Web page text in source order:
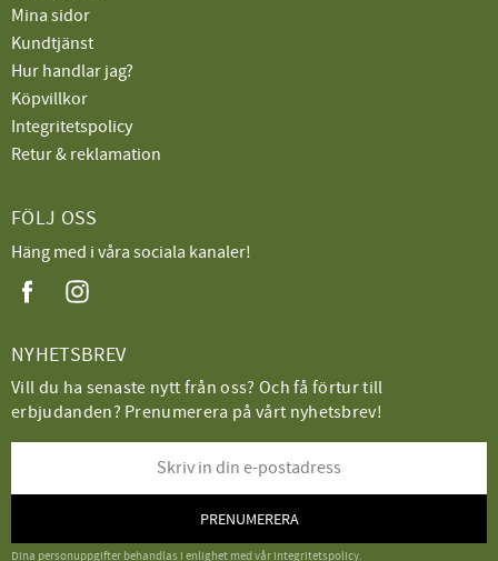
Mina sidor
Kundtjänst
Hur handlar jag?
Köpvillkor
Integritetspolicy
Retur & reklamation
FÖLJ OSS
Häng med i våra sociala kanaler!
NYHETSBREV
Vill du ha senaste nytt från oss? Och få förtur till
erbjudanden? Prenumerera på vårt nyhetsbrev!
PRENUMERERA
Dina personuppgifter behandlas i enlighet med vår integritetspolicy.